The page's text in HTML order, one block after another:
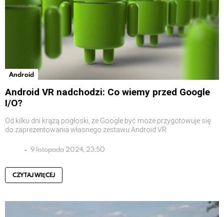
Android
Android VR nadchodzi: Co wiemy przed Google
I/O?
Od kilku dni krążą pogłoski, że Google być może przygotowuje się
do zaprezentowania własnego zestawu Android VR
9 listopada 2024, 23:50
CZYTAJ WIĘCEJ